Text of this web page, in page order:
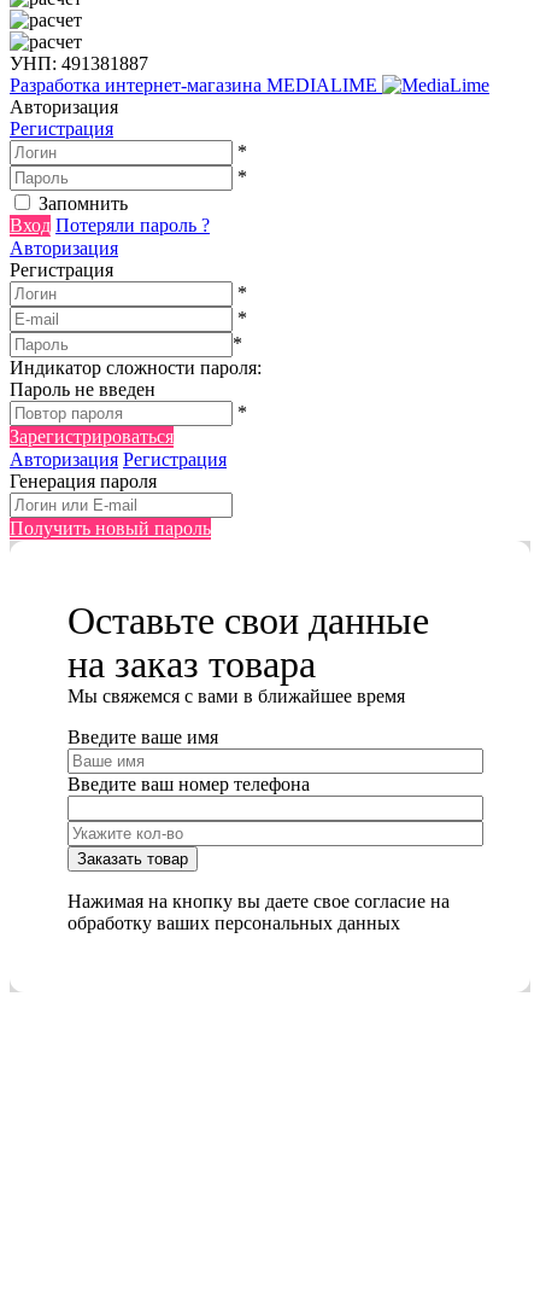
УНП: 491381887
Разработка интернет-магазина MEDIALIME
Авторизация
Регистрация
*
*
Запомнить
Вход Потеряли пароль ?
Авторизация
Регистрация
*
*
*
Индикатор сложности пароля:
Пароль не введен
*
Зарегистрироваться
Авторизация Регистрация
Генерация пароля
Получить новый пароль
Оставьте свои данные
на заказ товара
Мы cвяжемся с вами в ближайшее время
Введите ваше имя
Введите ваш номер телефона
Нажимая на кнопку вы даете свое согласие на
обработку ваших персональных данных